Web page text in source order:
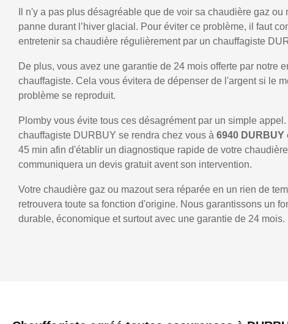
Il n'y a pas plus désagréable que de voir sa chaudière gaz ou
panne durant l’hiver glacial. Pour éviter ce problème, il faut
entretenir sa chaudière régulièrement par un chauffagiste
De plus, vous avez une garantie de 24 mois offerte par notre
chauffagiste. Cela vous évitera de dépenser de l'argent si le
problème se reproduit.
Plomby vous évite tous ces désagrément par un simple appel.
chauffagiste DURBUY se rendra chez vous à 6940 DURBUY
45 min afin d'établir un diagnostique rapide de votre
communiquera un devis gratuit avent son intervention.
Votre chaudière gaz ou mazout sera réparée en un rien de
retrouvera toute sa fonction d'origine. Nous garantissons un
durable, économique et surtout avec une garantie de 24 mois.